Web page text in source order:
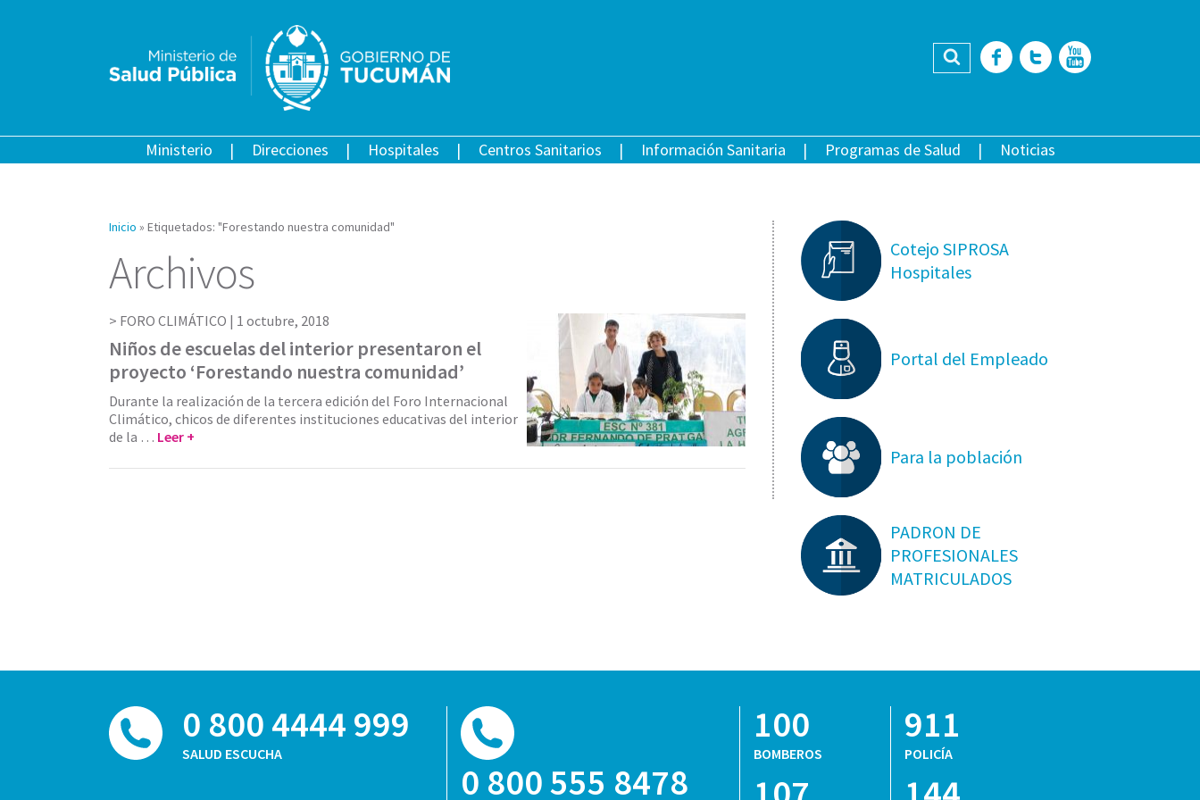
Buscar Facebook
Twitter
Ministerio Direcciones Hospitales Centros Sanitarios Información Sanitaria Programas de Salud Noticias
Inicio » Etiquetados: "Forestando nuestra comunidad"
Archivos
FORO CLIMÁTICO | 1 octubre, 2018
Niños de escuelas del interior presentaron el
proyecto ‘Forestando nuestra comunidad’
Durante la realización de la tercera edición del Foro Internacional
Climático, chicos de diferentes instituciones educativas del interior
de la … Leer +
Cotejo SIPROSA
Hospitales
Portal del Empleado
Para la población
PADRON DE
PROFESIONALES
MATRICULADOS
0 800 4444 999
SALUD ESCUCHA
0 800 555 8478
100
BOMBEROS
911
POLICÍA